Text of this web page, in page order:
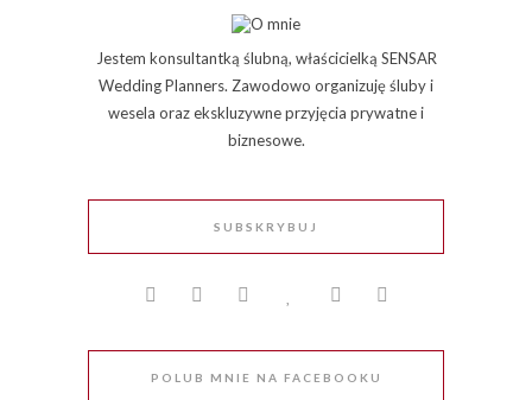
Jestem konsultantką ślubną, właścicielką SENSAR
Wedding Planners. Zawodowo organizuję śluby i
wesela oraz ekskluzywne przyjęcia prywatne i
biznesowe.
SUBSKRYBUJ
POLUB MNIE NA FACEBOOKU